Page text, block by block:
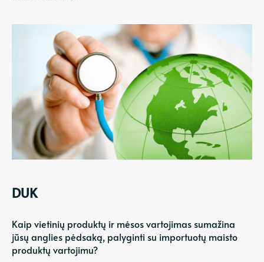
DUK
Kaip vietinių produktų ir mėsos vartojimas sumažina
jūsų anglies pėdsaką, palyginti su importuotų maisto
produktų vartojimu?